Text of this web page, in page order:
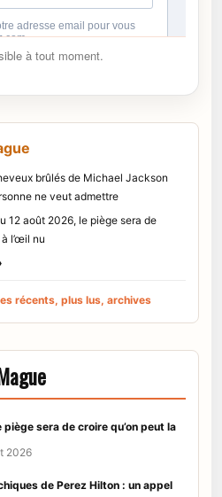
à tout moment.
brûlés de Michael Jackson
ne veut admettre
12 août 2026, le piège sera de
l’œil nu
récents, plus lus, archives
sera de croire qu’on peut la
2026
de Perez Hilton : un appel